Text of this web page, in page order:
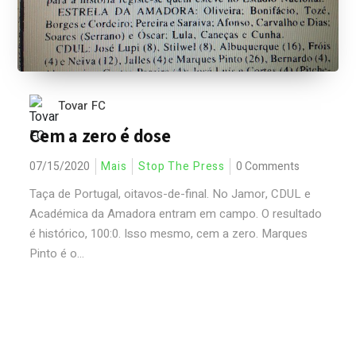
Tovar FC
Cem a zero é dose
07/15/2020 Mais Stop The Press 0 Comments
Taça de Portugal, oitavos-de-final. No Jamor, CDUL e
Académica da Amadora entram em campo. O resultado
é histórico, 100:0. Isso mesmo, cem a zero. Marques
Pinto é o...